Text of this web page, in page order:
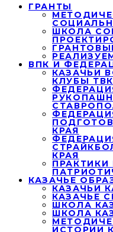
ГРАНТЫ
ШКОЛА
ВПК И
КАЗАЧЬИ
КЛУБЫ
КРАЯ
КРАЯ
ПРАКТИКИ
КАЗАЧЬЕ
КАЗАЧЬИ
КАЗАЧЬЕ
ШКОЛА
ШКОЛА
ИСТОРИИ